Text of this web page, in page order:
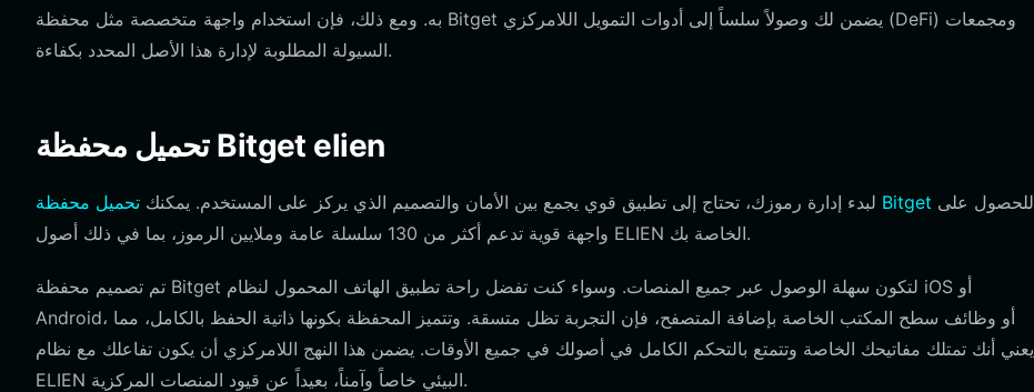
به. ومع ذلك، فإن استخدام واجهة متخصصة مثل محفظة Bitget يضمن لك وصولاً سلساً إلى أدوات التمويل اللامركزي (DeFi) ومجمعات
السيولة المطلوبة لإدارة هذا الأصل المحدد بكفاءة.
تحميل محفظة Bitget elien
لبدء إدارة رموزك، تحتاج إلى تطبيق قوي يجمع بين الأمان والتصميم الذي يركز على المستخدم. يمكنك تحميل محفظة Bitget
واجهة قوية تدعم أكثر من 130 سلسلة عامة وملايين الرموز، بما في ذلك أصول ELIEN الخاصة بك.
تم تصميم محفظة Bitget لتكون سهلة الوصول عبر جميع المنصات. وسواء كنت تفضل راحة تطبيق الهاتف المحمول لنظام iOS أو
Android، أو وظائف سطح المكتب الخاصة بإضافة المتصفح، فإن التجربة تظل متسقة. وتتميز المحفظة بكونها ذاتية الحفظ بالكامل، مما
يعني أنك تمتلك مفاتيحك الخاصة وتتمتع بالتحكم الكامل في أصولك في جميع الأوقات. يضمن هذا النهج اللامركزي أن يكون تفاعلك مع نظام
ELIEN البيئي خاصاً وآمناً، بعيداً عن قيود المنصات المركزية.